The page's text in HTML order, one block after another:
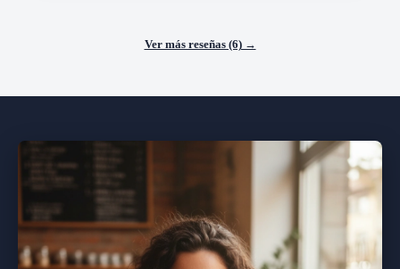
Ver más reseñas (6) →